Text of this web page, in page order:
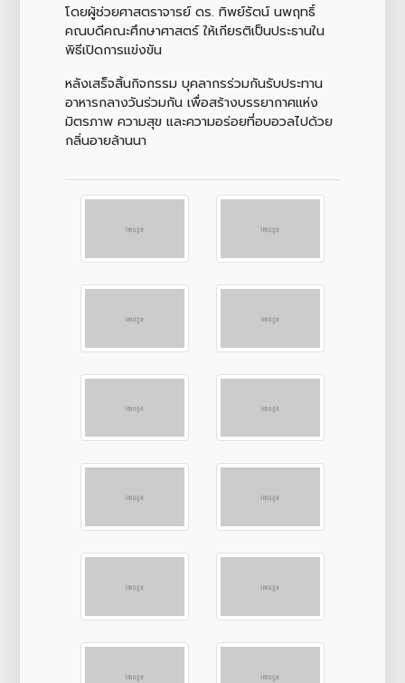
โดยผู้ช่วยศาสตราจารย์ ดร. ทิพย์รัตน์ นพฤทธิ์
คณบดีคณะศึกษาศาสตร์ ให้เกียรติเป็นประธานใน
พิธีเปิดการแข่งขัน
หลังเสร็จสิ้นกิจกรรม บุคลากรร่วมกันรับประทาน
อาหารกลางวันร่วมกัน เพื่อสร้างบรรยากาศแห่ง
มิตรภาพ ความสุข และความอร่อยที่อบอวลไปด้วย
กลิ่นอายล้านนา